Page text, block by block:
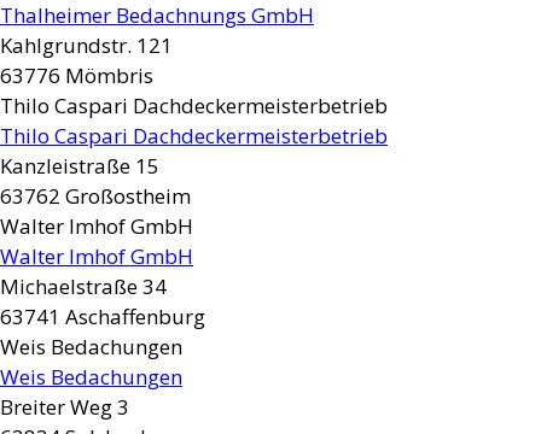
Thalheimer Bedachnungs GmbH
Kahlgrundstr. 121
63776 Mömbris
Thilo Caspari Dachdeckermeisterbetrieb
Thilo Caspari Dachdeckermeisterbetrieb
Kanzleistraße 15
63762 Großostheim
Walter Imhof GmbH
Walter Imhof GmbH
Michaelstraße 34
63741 Aschaffenburg
Weis Bedachungen
Weis Bedachungen
Breiter Weg 3